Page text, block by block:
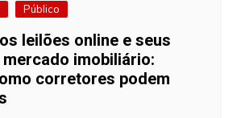
Público
leilões online e seus
imobiliário:
corretores podem